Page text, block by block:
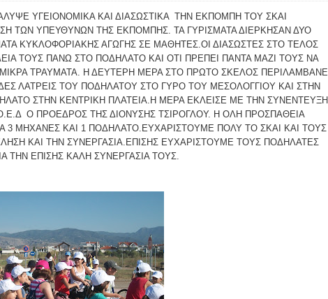
ΥΓΕΙΟΝΟΜΙΚΑ ΚΑΙ ΔΙΑΣΩΣΤΙΚΑ ΤΗΝ ΕΚΠΟΜΠΗ ΤΟΥ ΣΚΑΙ
ΤΩΝ ΥΠΕΥΘΥΝΩΝ ΤΗΣ ΕΚΠΟΜΠΗΣ. ΤΑ ΓΥΡΙΣΜΑΤΑ ΔΙΕΡΚΗΣΑΝ ΔΥΟ
ΚΥΚΛΟΦΟΡΙΑΚΗΣ ΑΓΩΓΗΣ ΣΕ ΜΑΘΗΤΕΣ.ΟΙ ΔΙΑΣΩΣΤΕΣ ΣΤΟ ΤΕΛΟΣ
ΤΟΥΣ ΠΑΝΩ ΣΤΟ ΠΟΔΗΛΑΤΟ ΚΑΙ ΟΤΙ ΠΡΕΠΕΙ ΠΑΝΤΑ ΜΑΖΙ ΤΟΥΣ ΝΑ
ΤΡΑΥΜΑΤΑ. Η ΔΕΥΤΕΡΗ ΜΕΡΑ ΣΤΟ ΠΡΩΤΟ ΣΚΕΛΟΣ ΠΕΡΙΛΑΜΒΑΝΕ
ΛΑΤΡΕΙΣ ΤΟΥ ΠΟΔΗΛΑΤΟΥ ΣΤΟ ΓΥΡΟ ΤΟΥ ΜΕΣΟΛΟΓΓΙΟΥ ΚΑΙ ΣΤΗΝ
ΣΤΗΝ ΚΕΝΤΡΙΚΗ ΠΛΑΤΕΙΑ.Η ΜΕΡΑ ΕΚΛΕΙΣΕ ΜΕ ΤΗΝ ΣΥΝΕΝΤΕΥΞΗ
Ο ΠΡΟΕΔΡΟΣ ΤΗΣ ΔΙΟΝΥΣΗΣ ΤΣΙΡΟΓΛΟΥ. Η ΟΛΗ ΠΡΟΣΠΑΘΕΙΑ
3 ΜΗΧΑΝΕΣ ΚΑΙ 1 ΠΟΔΗΛΑΤΟ.ΕΥΧΑΡΙΣΤΟΥΜΕ ΠΟΛΥ ΤΟ ΣΚΑΙ ΚΑΙ ΤΟΥΣ
ΚΑΙ ΤΗΝ ΣΥΝΕΡΓΑΣΙΑ.ΕΠΙΣΗΣ ΕΥΧΑΡΙΣΤΟΥΜΕ ΤΟΥΣ ΠΟΔΗΛΑΤΕΣ
ΤΗΝ ΕΠΙΣΗΣ ΚΑΛΗ ΣΥΝΕΡΓΑΣΙΑ ΤΟΥΣ.